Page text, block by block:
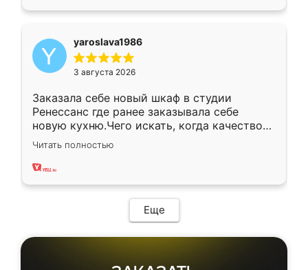
yaroslava1986
3 августа 2026
Заказала себе новый шкаф в студии
Ренессанс где ранее заказывала себе
новую кухню.Чего искать, когда качеством
вполне довольна. Служит кухня уже почти
два года, нареканий нет.
Читать полностью
Еще